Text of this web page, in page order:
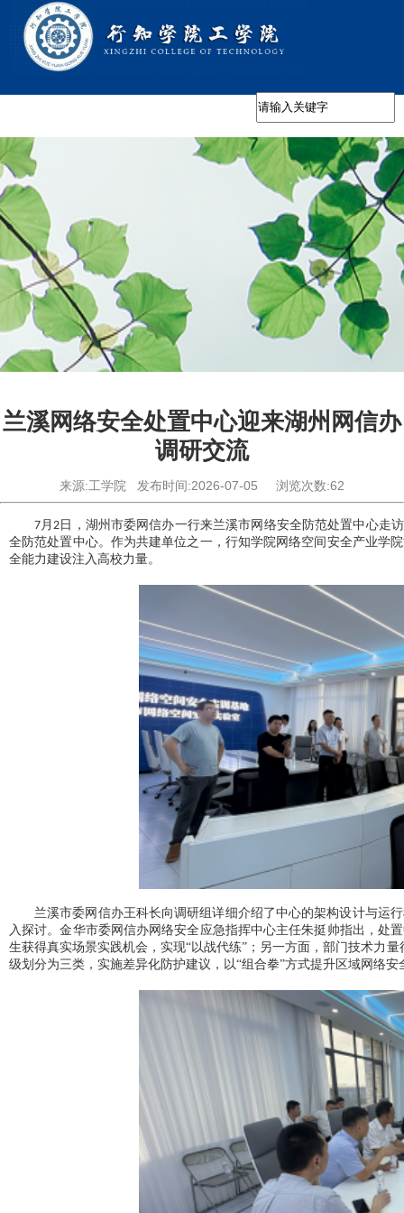
当前位置： 首页 新材智造产业学院
兰溪网络安全处置中心迎来湖州网信办
调研交流
来源:工学院 发布时间:2026-07-05 浏览次数:62
7月2 日，湖州市委网信办一行来兰溪市网络安全防范处置中心走
全防范处置中心。作为共建单位之一，行知学院网络空间安全产业学
全能力建设注入高校力量。
兰溪市委网信办王科长向调研组详细介绍了中心的架构设计与运
入探讨。金华市委网信办网络安全应急指挥中心主任朱挺帅指出，处
生获得真实场景实践机会，实现“以战代练”；另一方面，部门技术力
级划分为三类，实施差异化防护建议，以“组合拳”方式提升区域网络安